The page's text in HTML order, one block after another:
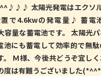
太陽光発電はエクソ
で4.6kwの発電量♪ 蓄電
容量な蓄電池です。 太陽光
池にも蓄電して効率的で無
。 Ｍ様、今後共どうぞ宜し
度は有難うございました